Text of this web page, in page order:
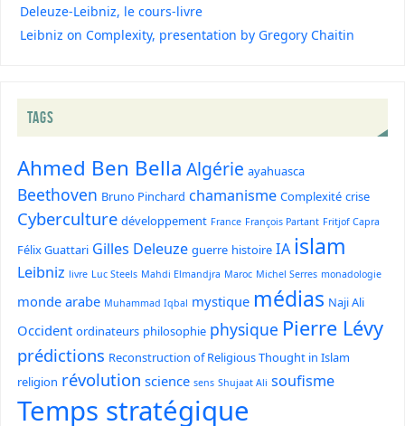
Deleuze-Leibniz, le cours-livre
Leibniz on Complexity, presentation by Gregory Chaitin
TAGS
Ahmed Ben Bella Algérie ayahuasca
Beethoven Bruno Pinchard chamanisme Complexité crise
Cyberculture développement France François Partant Fritjof Capra
Félix Guattari Gilles Deleuze guerre histoire IA islam
Leibniz livre Luc Steels Mahdi Elmandjra Maroc Michel Serres monadologie
monde arabe Muhammad Iqbal mystique médias Naji Ali
Occident ordinateurs philosophie physique Pierre Lévy
prédictions Reconstruction of Religious Thought in Islam
religion révolution science sens Shujaat Ali soufisme
Temps stratégique